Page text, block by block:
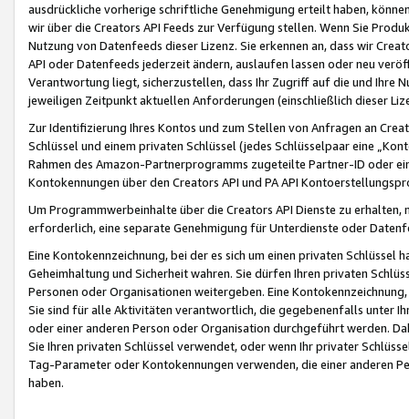
ausdrückliche vorherige schriftliche Genehmigung erteilt haben,
wir über die Creators API Feeds zur Verfügung stellen. Wenn Sie
Nutzung von Datenfeeds dieser Lizenz. Sie erkennen an, dass wir
API oder Datenfeeds jederzeit ändern, auslaufen lassen oder neu
Verantwortung liegt, sicherzustellen, dass Ihr Zugriff auf die und Ihre
jeweiligen Zeitpunkt aktuellen Anforderungen (einschließlich dieser
Zur Identifizierung Ihres Kontos und zum Stellen von Anfragen an
Schlüssel und einem privaten Schlüssel (jedes Schlüsselpaar eine
Rahmen des Amazon-Partnerprogramms zugeteilte Partner-ID oder
Kontokennungen über den Creators API und PA API
Um Programmwerbeinhalte über die Creators API Dienste zu
erforderlich, eine separate Genehmigung für Unterdienste oder
Eine Kontokennzeichnung, bei der es sich um einen privaten
Geheimhaltung und Sicherheit wahren. Sie dürfen Ihren privaten
Personen oder Organisationen weitergeben. Eine
Sie sind für alle Aktivitäten verantwortlich, die gegebenenfalls unter
oder einer anderen Person oder Organisation durchgeführt werden.
Sie Ihren privaten Schlüssel verwendet, oder wenn Ihr privater
Tag-Parameter oder Kontokennungen verwenden, die einer anderen
haben.